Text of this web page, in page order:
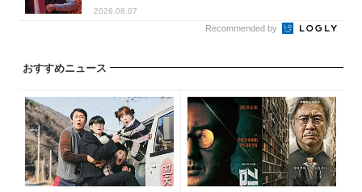
2026.08.07
Recommended by
おすすめニュース